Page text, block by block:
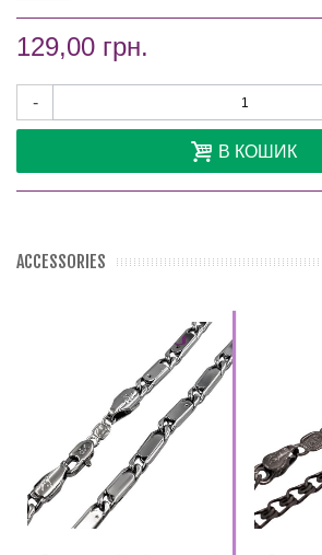
129,00 грн.
-
В КОШИК
ACCESSORIES